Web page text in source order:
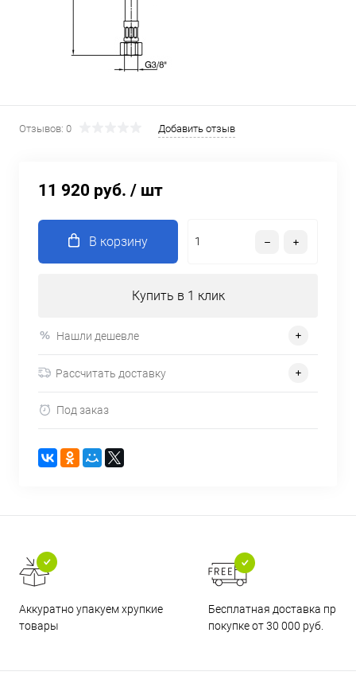
Отзывов: 0 Добавить отзыв
11 920 руб. / шт
В корзину
Купить в 1 клик
Нашли дешевле
Рассчитать доставку
Под заказ
Аккуратно упакуем хрупкие
товары
Бесплатная доставка при
покупке от 30 000 руб.